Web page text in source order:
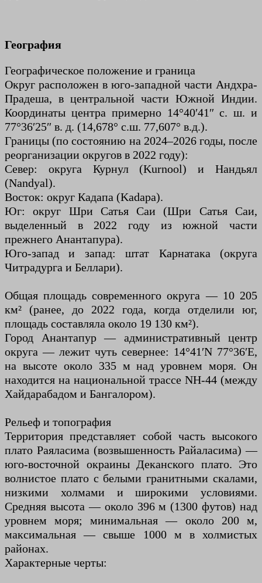
География
Географическое положение и граница
Округ расположен в юго-западной части Андхра-
Прадеша, в центральной части Южной Индии.
Координаты центра примерно 14°40′41″ с. ш. и
77°36′25″ в. д. (14,678° с.ш. 77,607° в.д.).
Границы (по состоянию на 2024–2026 годы, после
реорганизации округов в 2022 году):
Север: округа Курнул (Kurnool) и Нандьял
(Nandyal).
Восток: округ Кадапа (Kadapa).
Юг: округ Шри Сатья Саи (Шри Сатья Саи,
выделенный в 2022 году из южной части
прежнего Анантапура).
Юго-запад и запад: штат Карнатака (округа
Читрадурга и Беллари).
Общая площадь современного округа — 10 205
км² (ранее, до 2022 года, когда отделили юг,
площадь составляла около 19 130 км²).
Город Анантапур — административный центр
округа — лежит чуть севернее: 14°41′N 77°36′E,
на высоте около 335 м над уровнем моря. Он
находится на национальной трассе NH-44 (между
Хайдарабадом и Бангалором).
Рельеф и топография
Территория представляет собой часть высокого
плато Раяласима (возвышенность Райаласима) —
юго-восточной окраины Деканского плато. Это
волнистое плато с белыми гранитными скалами,
низкими холмами и широкими условиями.
Средняя высота — около 396 м (1300 футов) над
уровнем моря; минимальная — около 200 м,
максимальная — свыше 1000 м в холмистых
районах.
Характерные черты: